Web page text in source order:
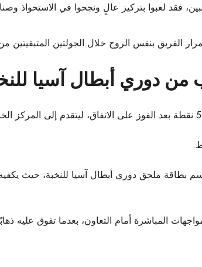
فقد لعبوا بتركيز عالٍ ونجحوا في الاستحواذ
الفريق بنفس الروح خلال الجولتين
من دوري أبطال آسيا
المباشرة أمام التعاون، بعدما تفوق عليه